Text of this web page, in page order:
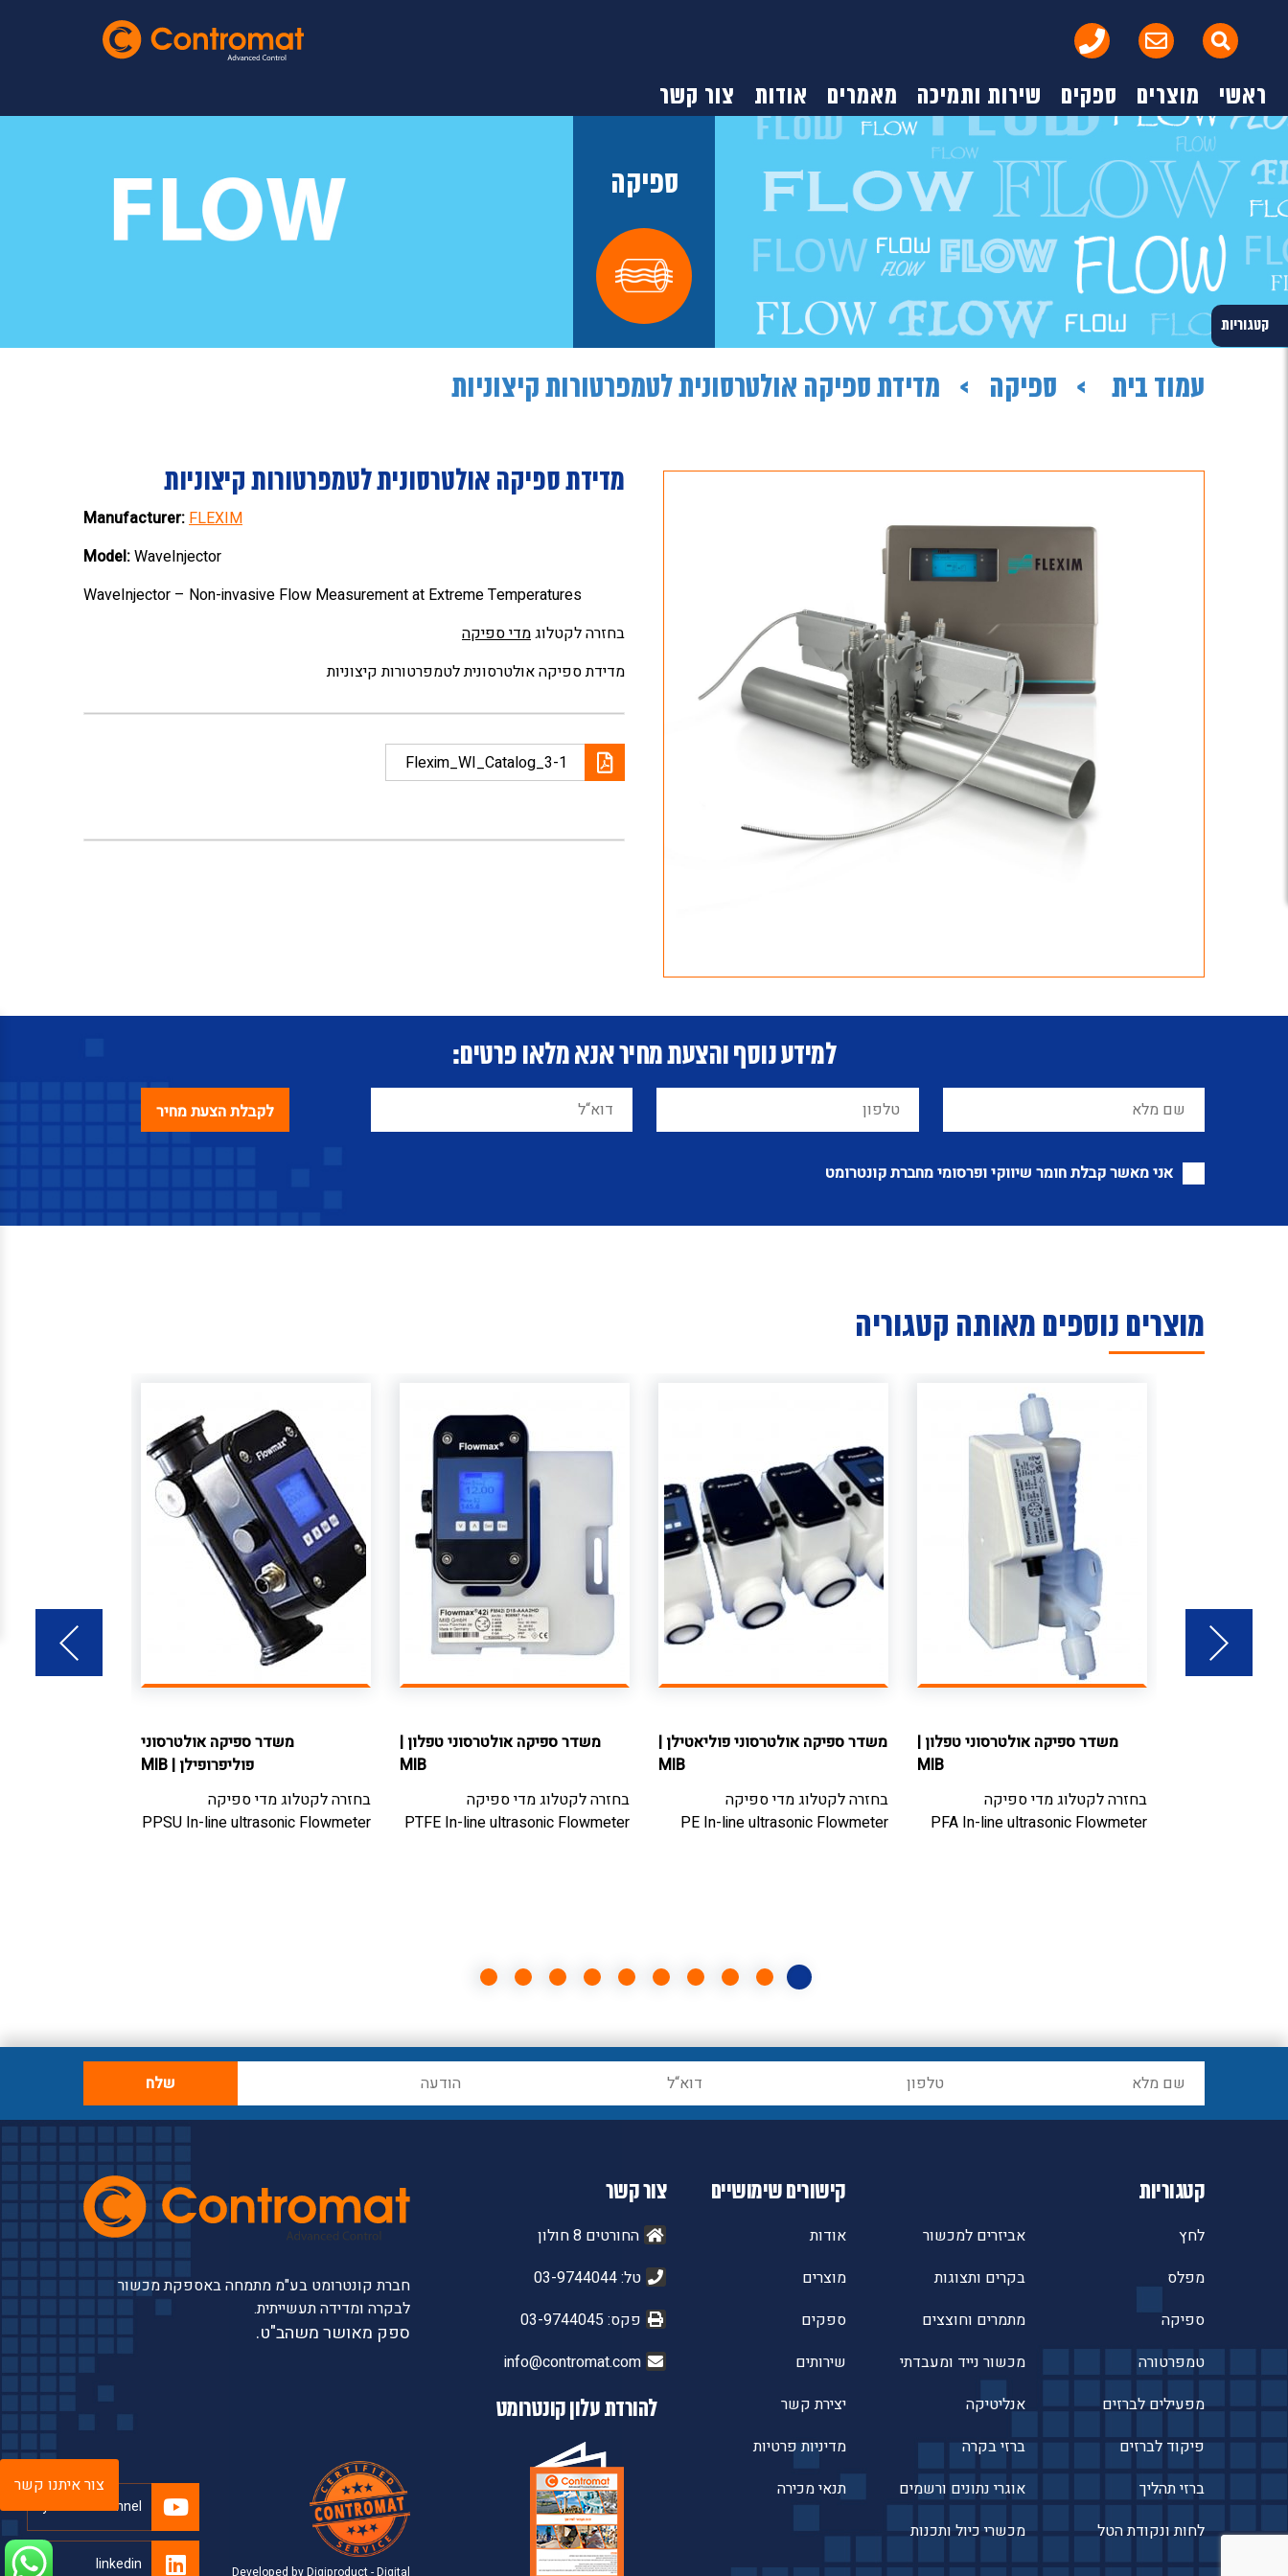
ראשי מוצרים ספקים שירות ותמיכה מאמרים אודות צור קשר
ספיקה
עמוד בית ספיקה מדידת ספיקה אולטרסונית לטמפרטורות קיצוניות
קטגוריות
מדידת ספיקה אולטרסונית לטמפרטורות קיצוניות
Manufacturer:FLEXIM
Model:WaveInjector
WaveInjector – Non-invasive Flow Measurement at Extreme Temperatures
בחזרה לקטלוגמדי ספיקה
מדידת ספיקה אולטרסונית לטמפרטורות קיצוניות
Flexim_WI_Catalog_3-1
למידע נוסף והצעת מחיר אנא מלאו פרטים:
אני מאשר קבלת חומר שיווקי ופרסומי מחברת קונטרומט
מוצרים נוספים מאותה קטגוריה
משדר ספיקה אולטרסוני טפלון |
MIB
בחזרה לקטלוגמדי ספיקה
PFA In-line ultrasonic Flowmeter
משדר ספיקה אולטרסוני פוליאטילן |
MIB
בחזרה לקטלוגמדי ספיקה
PE In-line ultrasonic Flowmeter
משדר ספיקה אולטרסוני טפלון |
MIB
בחזרה לקטלוגמדי ספיקה
PTFE In-line ultrasonic Flowmeter
משדר ספיקה אולטרסוני
פוליפרופילן |
MIB
בחזרה לקטלוגמדי ספיקה
PPSU In-line ultrasonic Flowmeter
צור איתנו קשר
קטגוריות
לחץ
מפלס
ספיקה
טמפרטורה
מפעילים לברזים
פיקוד לברזים
ברזי תהליך
לחות ונקודת הטל
אביזרים למכשור
בקרים ותצוגות
מתמרים וחוצצים
מכשור נייד ומעבדתי
אנליטיקה
ברזי בקרה
אוגרי נתונים ורשמים
מכשרי כיול ותכנות
קישורים שימושיים
אודות
מוצרים
ספקים
שירותים
יצירת קשר
מדיניות פרטיות
תנאי מכירה
צור קשר
החורטים 8 חולון
טל: 03-9744044
פקס: 03-9744045
info@contromat.com
להורדת עלון קונטרומט
חברת קונטרומט בע"מ מתמחה באספקת מכשור
לבקרה ומדידה תעשייתית.
ספק מאושר משהב"ט.
Developed by Digiproduct - Digital
youtube channel
linkedin